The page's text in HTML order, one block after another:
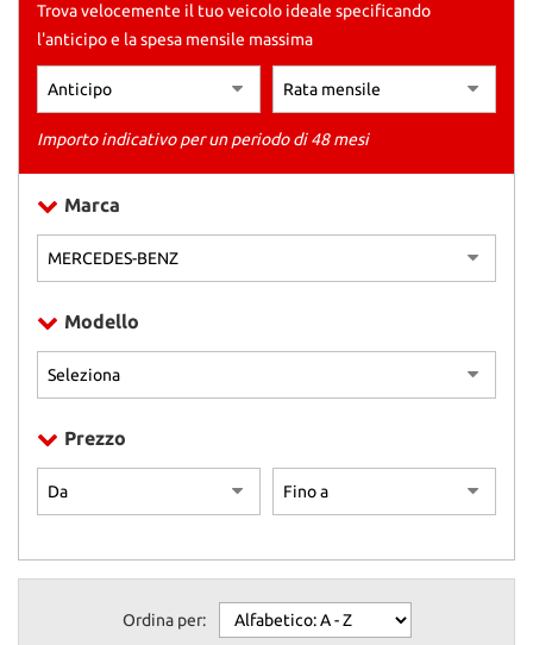
Trova velocemente il tuo veicolo ideale specificando
l'anticipo e la spesa mensile massima
Importo indicativo per un periodo di 48 mesi
Marca
Modello
Prezzo
Ordina per: